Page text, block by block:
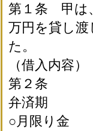
第１条 甲
万円を貸し
た。
（借入内容）
第２条
弁済期 元
○月限り金